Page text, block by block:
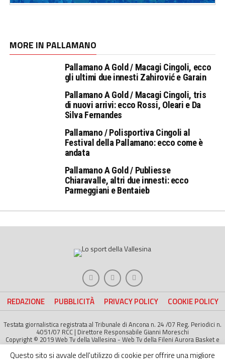
MORE IN PALLAMANO
Pallamano A Gold / Macagi Cingoli, ecco
gli ultimi due innesti Zahirović e Garain
Pallamano A Gold / Macagi Cingoli, tris
di nuovi arrivi: ecco Rossi, Oleari e Da
Silva Fernandes
Pallamano / Polisportiva Cingoli al
Festival della Pallamano: ecco come è
andata
Pallamano A Gold / Publiesse
Chiaravalle, altri due innesti: ecco
Parmeggiani e Bentaieb
REDAZIONE PUBBLICITÀ PRIVACY POLICY COOKIE POLICY
Testata giornalistica registrata al Tribunale di Ancona n. 24 /07 Reg. Periodici n.
4051/07 RCC | Direttore Responsabile Gianni Moreschi
Copyright © 2019 Web Tv della Vallesina - Web Tv della Fileni Aurora Basket e
della Jesina Calcio. All right Reserved | Project byLife Color
Questo sito si avvale dell'utilizzo di cookie per offrire una migliore